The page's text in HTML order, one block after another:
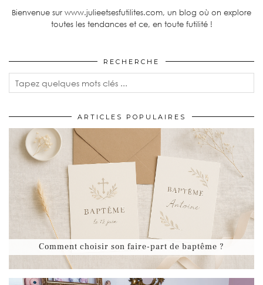
Bienvenue sur www.julieetsesfutilites.com, un blog où on explore
toutes les tendances et ce, en toute futilité !
RECHERCHE
ARTICLES POPULAIRES
Comment choisir son faire-part de baptême ?